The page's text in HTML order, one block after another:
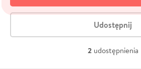
Udostępnij
2 udostępnienia